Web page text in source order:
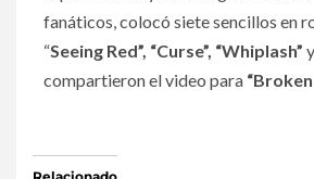
fanáticos, colocó siete sencillos en
“Seeing Red”, “Curse”, “Whiplash”
compartieron el video para